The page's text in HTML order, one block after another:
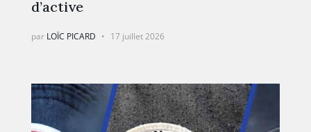
d’active
par LOÏC PICARD 17 juillet 2026